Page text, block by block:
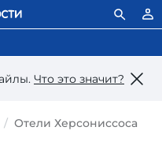
Что это значит?
Отели Херсониссоса